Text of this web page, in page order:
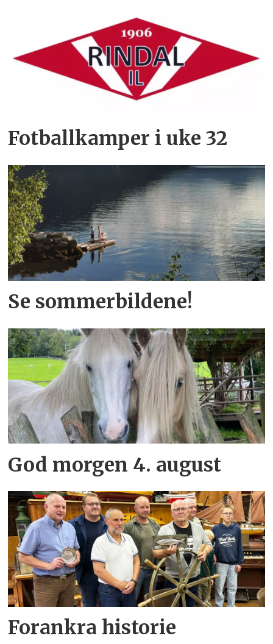
Fotballkamper i uke 32
Se sommerbildene!
God morgen 4. august
Forankra historie